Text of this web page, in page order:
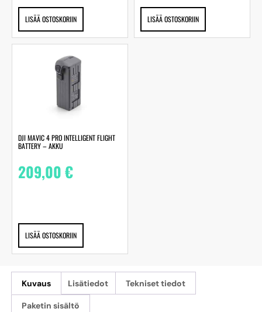
LISÄÄ OSTOSKORIIN LISÄÄ OSTOSKORIIN
DJI MAVIC 4 PRO INTELLIGENT FLIGHT
BATTERY – AKKU
209,00€
LISÄÄ OSTOSKORIIN
Kuvaus Lisätiedot Tekniset tiedot
Paketin sisältö